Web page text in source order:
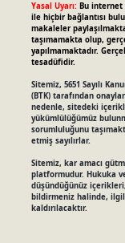
Yasal Uyarı: Bu
ile hiçbir bağlantısı
makaleler
taşımamakta olup,
yapılmamaktadır.
tesadüfidir.
Sitemiz, 5651 Sayılı
(BTK) tarafından
nedenle, sitedeki
yükümlülüğümüz
sorumluluğunu
etmiş sayılırlar.
Sitemiz, kar amacı
platformudur. Hukuka
düşündüğünüz içerikleri,
bildirmeniz halinde,
kaldırılacaktır.